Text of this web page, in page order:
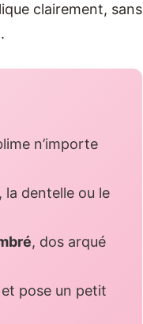
clairement, sans
n’importe
dentelle ou le
, dos arqué
et pose un petit